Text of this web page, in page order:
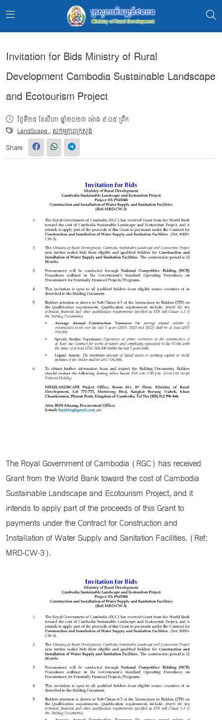
Invitation for Bids Ministry of Rural
Development Cambodia Sustainable Landscape
and Ecotourism Project
ថ្ងៃទី២៥ ខែសីហា ឆ្នាំ២០២៣ ម៉ោង ៩:០៥ ព្រឹក
LandScape,សកម្មភាពក្រសួង
Share
The Royal Government of Cambodia (RGC) has received
Grant from the World Bank toward the cost of Cambodia
Sustainable Landscape and Ecotourism Project, and it
intends to apply part of the proceeds of this Grant to
payments under the Contract for Construction and
Installation of Water Supply and Sanitation Facilities. (Ref:
MRD-CW-3).